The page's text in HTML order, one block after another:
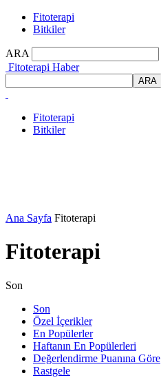
Fitoterapi
Bitkiler
ARA
Fitoterapi Haber
Fitoterapi
Bitkiler
Ana Sayfa Fitoterapi
Fitoterapi
Son
Son
Özel İçerikler
En Popülerler
Haftanın En Popülerleri
Değerlendirme Puanına Göre
Rastgele